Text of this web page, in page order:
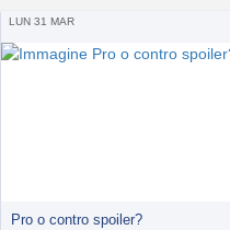
LUN 31 MAR
Pro o contro spoiler?